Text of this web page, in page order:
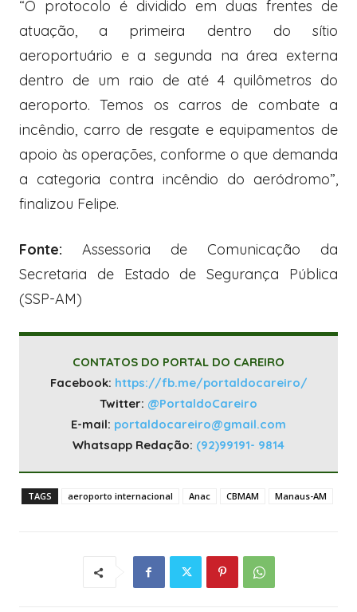
“O protocolo é dividido em duas frentes de
atuação, a primeira dentro do sítio
aeroportuário e a segunda na área externa
dentro de um raio de até 4 quilômetros do
aeroporto. Temos os carros de combate a
incêndio, carro de resgate e equipamentos de
apoio às operações, conforme o que demanda
a categoria contra incêndio do aeródromo”,
finalizou Felipe.
Fonte: Assessoria de Comunicação da
Secretaria de Estado de Segurança Pública
(SSP-AM)
CONTATOS DO PORTAL DO CAREIRO
Facebook: https://fb.me/portaldocareiro/
Twitter: @PortaldoCareiro
E-mail: portaldocareiro@gmail.com
Whatsapp Redação: (92)99191- 9814
TAGS aeroporto internacional Anac CBMAM Manaus-AM